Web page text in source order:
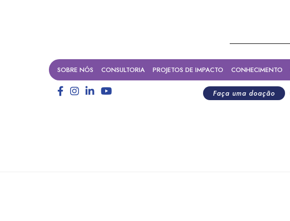
SOBRE NÓS CONSULTORIA PROJETOS DE IMPACTO CONHECIMENTO
Faça uma doação